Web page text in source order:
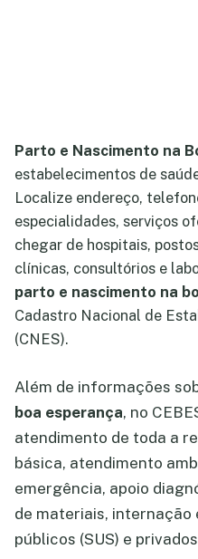
Parto e Nascimento na
estabelecimentos de
Localize endereço,
especialidades, serviços
chegar de hospitais,
clínicas, consultórios e
parto e nascimento na
Cadastro Nacional de
(CNES).
Além de informações
boa esperança, no
atendimento de toda a
básica, atendimento
emergência, apoio
de materiais,
públicos (SUS) e